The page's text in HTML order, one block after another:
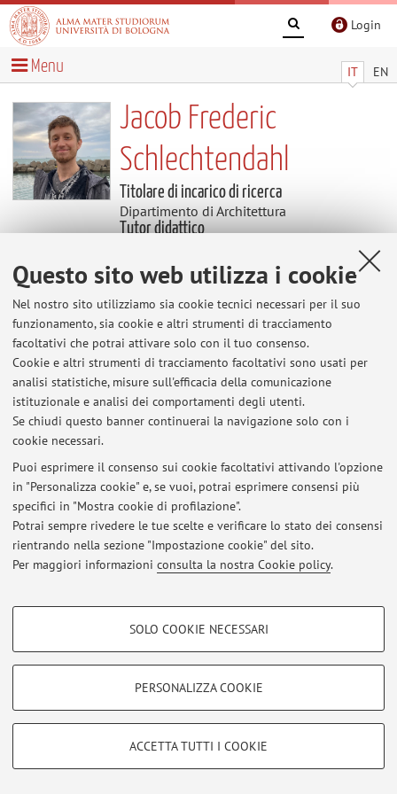
Questo sito web utilizza i cookie
Nel nostro sito utilizziamo sia cookie tecnici necessari per il suo
funzionamento, sia cookie e altri strumenti di tracciamento
facoltativi che potrai attivare solo con il tuo consenso.
Cookie e altri strumenti di tracciamento facoltativi sono usati per
analisi statistiche, misure sull'efficacia della comunicazione
istituzionale e analisi dei comportamenti degli utenti.
Se chiudi questo banner continuerai la navigazione solo con i
cookie necessari.
Puoi esprimere il consenso sui cookie facoltativi attivando l'opzione
in "Personalizza cookie" e, se vuoi, potrai esprimere consensi più
specifici in "Mostra cookie di profilazione".
Potrai sempre rivedere le tue scelte e verificare lo stato dei consensi
rientrando nella sezione "Impostazione cookie" del sito.
Per maggiori informazioni consulta la nostra Cookie policy.
COOKIE DI PROFILAZIONE - FACOLTATIVI
COOKIE TECNICI - NECESSARI
Si tratta di cookie tecnici utilizzati, a titolo esemplificativo, per il corretto
SOLO COOKIE NECESSARI
PERSONALIZZA COOKIE
ACCETTA TUTTI I COOKIE
Login
IT EN
Menu
Jacob Frederic
Schlechtendahl
Titolare di incarico di ricerca
Dipartimento di Architettura
Tutor didattico
Avvisi
Al momento non sono presenti avvisi.
Area riservata
Accedi tramitelogin
© 2026 - ALMA MATER STUDIORUM - Università di Bologna - Via
Zamboni, 33 - 40126 Bologna - Partita IVA: 01131710376
Privacy
Note legali | Impostazioni Cookie